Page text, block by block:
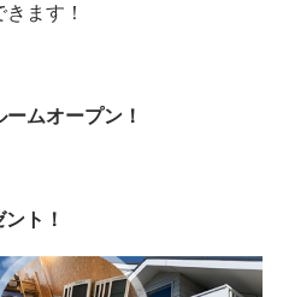
ます！
ムオープン！
ト！